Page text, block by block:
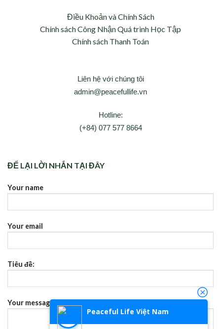
Điều Khoản và Chính Sách
Chính sách Công Nhận Quá trình Học Tập
Chính sách Thanh Toán
Liên hệ với chúng tôi
admin@peacefullife.vn
Hotline:
(+84) 077 577 8664
ĐỂ LẠI LỜI NHẮN TẠI ĐÂY
Your name
Your email
Tiêu đề:
Your message (không bắt buộc)
Peaceful Life Việt Nam